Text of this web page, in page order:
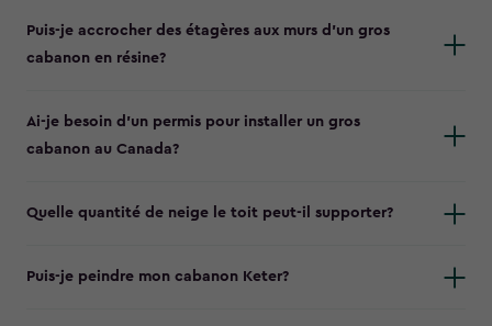
Puis-je accrocher des étagères aux murs d’un gros
cabanon en résine?
Ai-je besoin d’un permis pour installer un gros
cabanon au Canada?
Quelle quantité de neige le toit peut-il supporter?
Puis-je peindre mon cabanon Keter?